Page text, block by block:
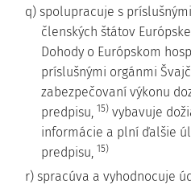
q) spolupracuje s
členských štátov
Dohody o Európskom
príslušnými orgánmi
zabezpečovaní výkonu
predpisu, 15) vybavuje
informácie a plní ďalšie
predpisu, 15)
r) spracúva a vyhodnocuje